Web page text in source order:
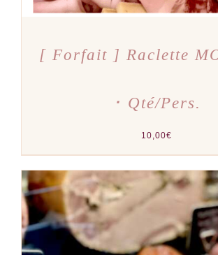
[ Forfait ] Raclette
･ Qté/Pers.
10,00€